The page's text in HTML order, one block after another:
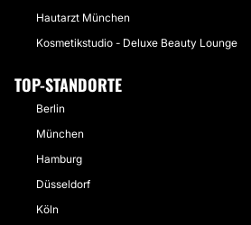
Hautarzt München
Kosmetikstudio - Deluxe Beauty Lounge
TOP-STANDORTE
Berlin
München
Hamburg
Düsseldorf
Köln